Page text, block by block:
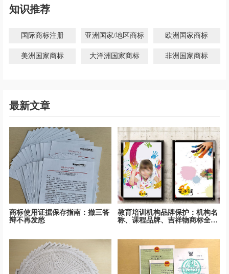
知识推荐
国际商标注册 亚洲国家/地区商标 欧洲国家商标
美洲国家商标 大洋洲国家商标 非洲国家商标
最新文章
商标使用证据保存指南：撤三答
辩不再发愁
教育培训机构品牌保护：机构名
称、课程品牌、吉祥物商标全面